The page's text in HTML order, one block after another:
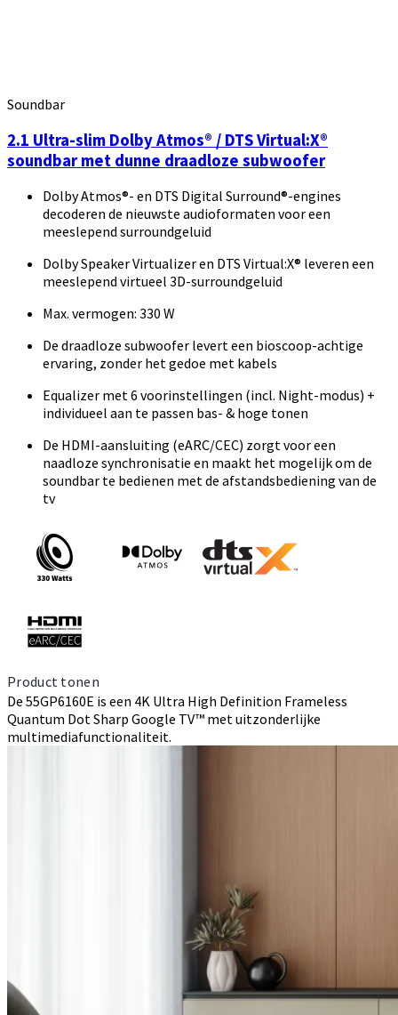
Soundbar
2.1 Ultra-slim Dolby Atmos® / DTS Virtual:X®
soundbar met dunne draadloze subwoofer
Dolby Atmos®- en DTS Digital Surround®-engines
decoderen de nieuwste audioformaten voor een
meeslepend surroundgeluid
Dolby Speaker Virtualizer en DTS Virtual:X® leveren een
meeslepend virtueel 3D-surroundgeluid
Max. vermogen: 330 W
De draadloze subwoofer levert een bioscoop-achtige
ervaring, zonder het gedoe met kabels
Equalizer met 6 voorinstellingen (incl. Night-modus) +
individueel aan te passen bas- & hoge tonen
De HDMI-aansluiting (eARC/CEC) zorgt voor een
naadloze synchronisatie en maakt het mogelijk om de
soundbar te bedienen met de afstandsbediening van de
tv
Product tonen
De 55GP6160E is een 4K Ultra High Definition Frameless
Quantum Dot Sharp Google TV™ met uitzonderlijke
multimediafunctionaliteit.